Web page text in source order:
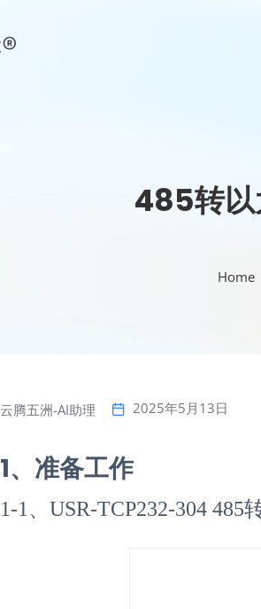
485转
Home
云腾五洲-AI助理 2025年5月13日
1、准备工作
1-1、USR-TCP232-304